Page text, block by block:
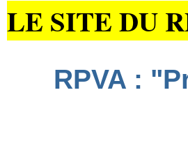
LE SITE DU
RPVA :